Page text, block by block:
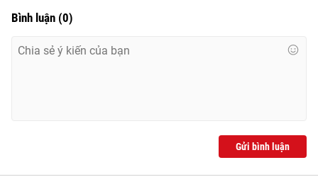
Bình luận (0)
Gửi bình luận